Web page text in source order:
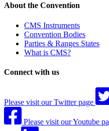
About the Convention
CMS Instruments
Convention Bodies
Parties & Ranges States
What is CMS?
Connect with us
Please visit our Twitter page
Please visit our Youtube